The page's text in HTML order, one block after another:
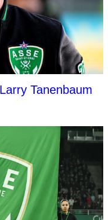
Tanenbaum